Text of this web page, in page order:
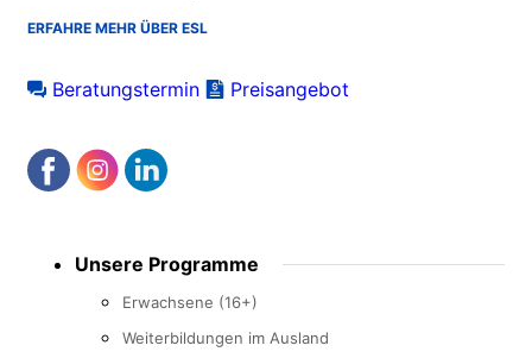
ERFAHRE MEHR ÜBER ESL
Beratungstermin Preisangebot
menu Unsere Programme
Erwachsene (16+)
Weiterbildungen im Ausland